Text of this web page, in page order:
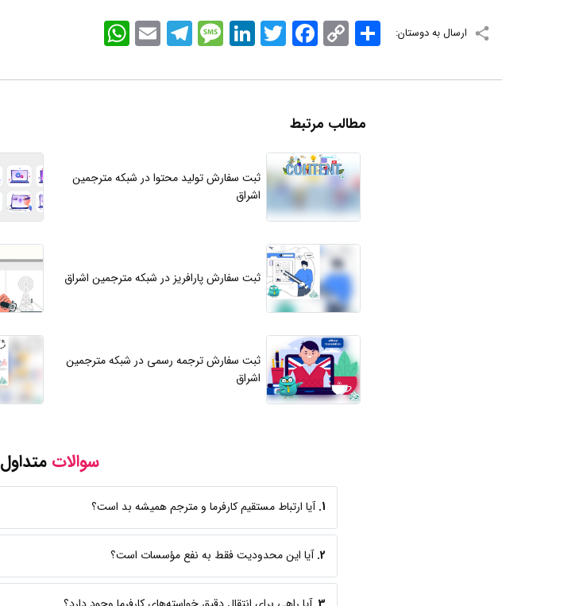
ارسال به دوستان: WhatsApp EmailTelegramMessageLinkedInTwitterFacebook Copy
Link
اشتراک
مطالب مرتبط
ثبت سفارش تولید محتوا در شبکه مترجمین
اشراق
ثبت سفارش پارافریز در شبکه مترجمین اشراق
ثبت سفارش ترجمه رسمی در شبکه مترجمین
اشراق
سوالاتمتداول
1. آیا ارتباط مستقیم کارفرما و مترجم همیشه بد است؟
2. آیا این محدودیت فقط به نفع مؤسسات است؟